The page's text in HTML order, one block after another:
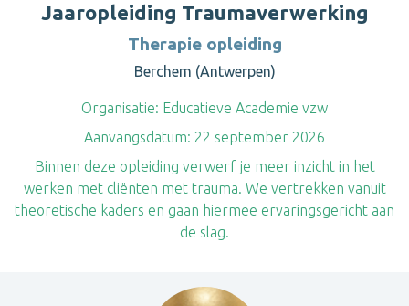
Jaaropleiding Traumaverwerking
Therapie opleiding
Berchem (Antwerpen)
Organisatie: Educatieve Academie vzw
Aanvangsdatum: 22 september 2026
Binnen deze opleiding verwerf je meer inzicht in het
werken met cliënten met trauma. We vertrekken vanuit
theoretische kaders en gaan hiermee ervaringsgericht aan
de slag.